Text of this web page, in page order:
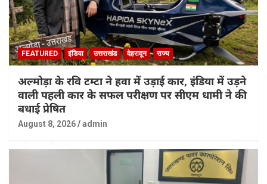
FEATURED इंडिया उत्तराखंड देहरादून राज्य
अल्मोड़ा के रवि टम्टा ने हवा में उड़ाई कार, इंडिया में उड़ने
वाली पहली कार के सफल परीक्षण पर सीएम धामी ने की
बधाई प्रेषित
August 8, 2026 admin